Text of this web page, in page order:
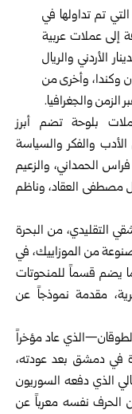
تم تداولها في
إضافة إلى عملات عربية
الأردني والريال
وكندا، وأخرى من
الزمن والجغرافيا.
بلوحة تضم أبرز
والفكر والسياسة
الحمداني، والزعيم
مصطفى العقاد، وناظم
التقليدي، من البحرة
من الموزاييك، في
يضم قسماً للمنحوتات
مقدمة نموذجاً عن
عاد مؤخراً
في دمشق بعد عودته،
الذي دفعه السوريون
الحرف نفسه معرباً عن